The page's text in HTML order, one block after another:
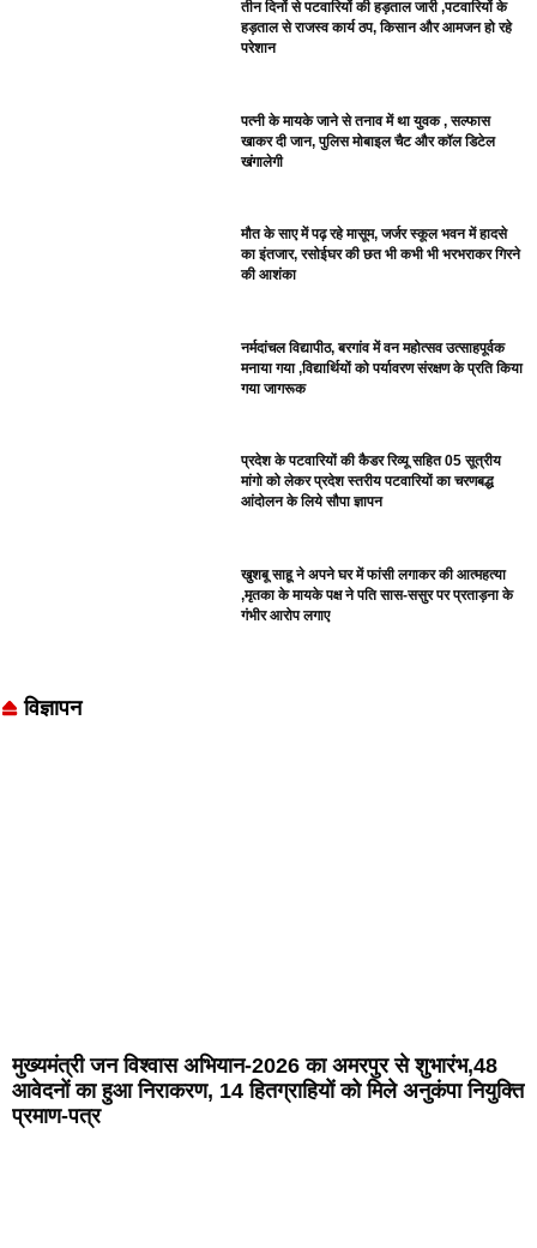
तीन दिनों से पटवारियों की हड़ताल जारी ,पटवारियों के
हड़ताल से राजस्व कार्य ठप, किसान और आमजन हो रहे
परेशान
पत्नी के मायके जाने से तनाव में था युवक , सल्फास
खाकर दी जान, पुलिस मोबाइल चैट और कॉल डिटेल
खंगालेगी
मौत के साए में पढ़ रहे मासूम, जर्जर स्कूल भवन में हादसे
का इंतजार, रसोईघर की छत भी कभी भी भरभराकर गिरने
की आशंका
नर्मदांचल विद्यापीठ, बरगांव में वन महोत्सव उत्साहपूर्वक
मनाया गया ,विद्यार्थियों को पर्यावरण संरक्षण के प्रति किया
गया जागरूक
प्रदेश के पटवारियों की कैडर रिव्यू सहित 05 सूत्रीय
मांगो को लेकर प्रदेश स्तरीय पटवारियों का चरणबद्ध
आंदोलन के लिये सौपा ज्ञापन
खुशबू साहू ने अपने घर में फांसी लगाकर की आत्महत्या
,मृतका के मायके पक्ष ने पति सास-ससुर पर प्रताड़ना के
गंभीर आरोप लगाए
विज्ञापन
मुख्यमंत्री जन विश्वास अभियान-2026 का अमरपुर से शुभारंभ,48
आवेदनों का हुआ निराकरण, 14 हितग्राहियों को मिले अनुकंपा नियुक्ति
प्रमाण-पत्र